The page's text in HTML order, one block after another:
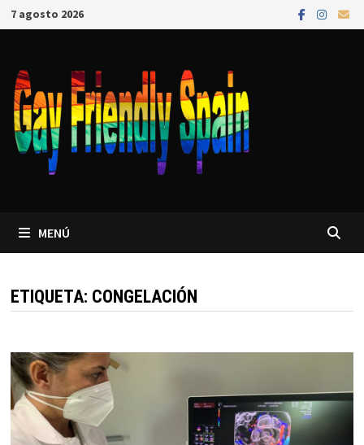
7 agosto 2026
MENÚ
ETIQUETA: CONGELACIÓN